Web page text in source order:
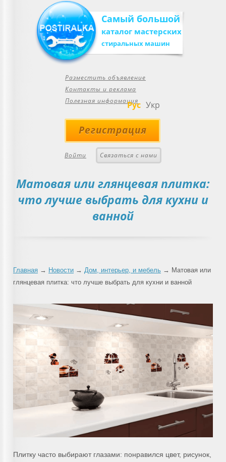
Самый большой
каталог мастерских
стиральных машин
Разместить объявление
Контакты и реклама
Полезная информация
Рус Укр
Регистрация
Войти Связаться с нами
Матовая или глянцевая плитка:
что лучше выбрать для кухни и
ванной
Главная → Новости → Дом, интерьер, и мебель → Матовая или
глянцевая плитка: что лучше выбрать для кухни и ванной
Плитку часто выбирают глазами: понравился цвет, рисунок,